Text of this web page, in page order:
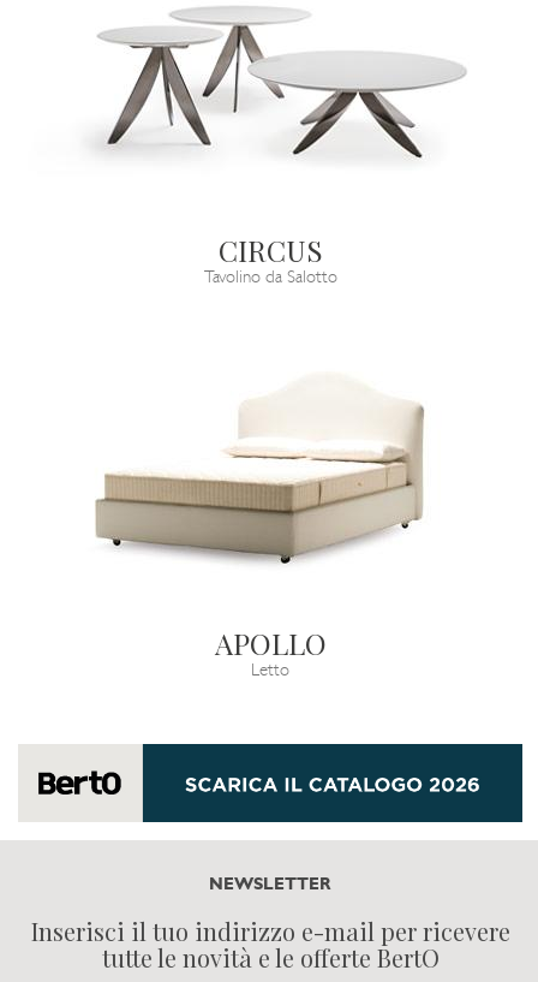
CIRCUS
Tavolino da Salotto
APOLLO
Letto
NEWSLETTER
Inserisci il tuo indirizzo e-mail per ricevere
tutte le novità e le offerte BertO